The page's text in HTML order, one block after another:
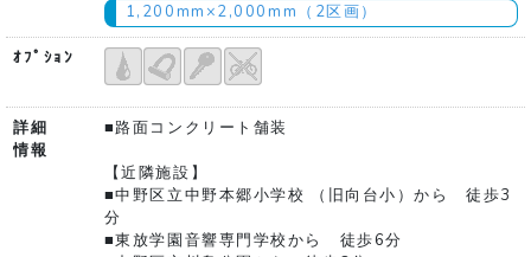
1,200mm×2,000mm（2区画）
ｵﾌﾟｼｮﾝ
詳細
情報
■路面コンクリート舗装
【近隣施設】
■中野区立中野本郷小学校 （旧向台小）から 徒歩3
分
■東放学園音響専門学校から 徒歩6分